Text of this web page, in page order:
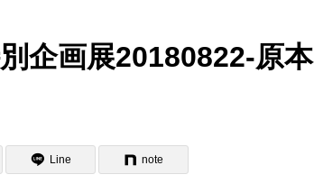
企画展20180822-原本
Line note